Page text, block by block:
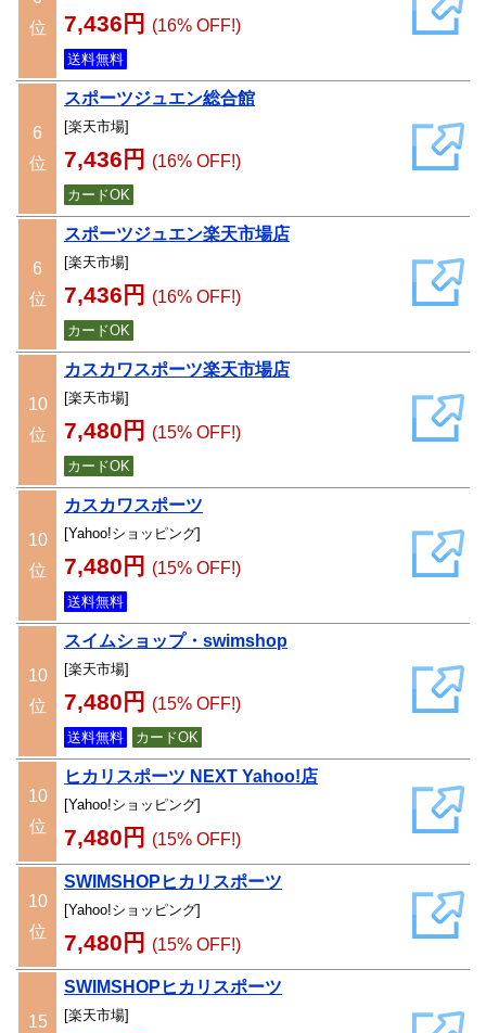
位
7,436円 (16% OFF!)
送料無料
6
位
スポーツジュエン総合館
[楽天市場]
7,436円 (16% OFF!)
カードOK
6
位
スポーツジュエン楽天市場店
[楽天市場]
7,436円 (16% OFF!)
カードOK
10
位
カスカワスポーツ楽天市場店
[楽天市場]
7,480円 (15% OFF!)
カードOK
10
位
カスカワスポーツ
[Yahoo!ショッピング]
7,480円 (15% OFF!)
送料無料
10
位
スイムショップ・swimshop
[楽天市場]
7,480円 (15% OFF!)
送料無料 カードOK
10
位
ヒカリスポーツ NEXT Yahoo!店
[Yahoo!ショッピング]
7,480円 (15% OFF!)
10
位
SWIMSHOPヒカリスポーツ
[Yahoo!ショッピング]
7,480円 (15% OFF!)
15
SWIMSHOPヒカリスポーツ
[楽天市場]